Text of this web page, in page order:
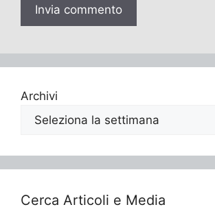
Archivi
Cerca Articoli e Media